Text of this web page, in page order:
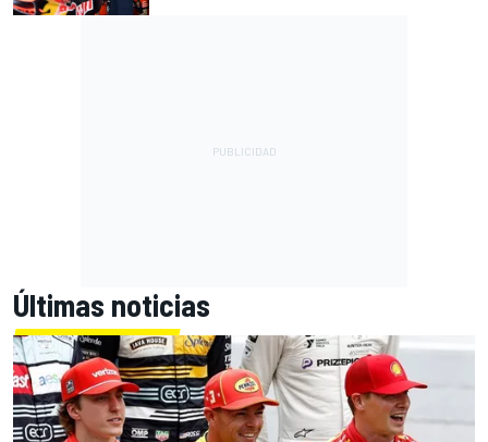
Últimas noticias